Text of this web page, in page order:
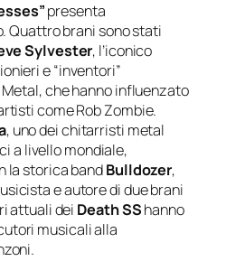
presenta
Quattro brani sono stati
Sylvester, l’iconico
e“inventori”
Metal, che hanno influenzato
come Rob Zombie.
, uno dei chitarristi metal
a livello mondiale,
la storica bandBulldozer,
e autore di due brani
attuali dei Death SShanno
musicali alla